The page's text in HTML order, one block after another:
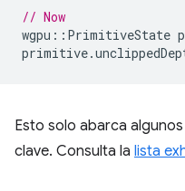
// Now
wgpu :: PrimitiveState
primitive.
Esto solo abarca
clave. Consulta la lista